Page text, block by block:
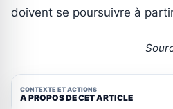
doivent se poursuivre à
CONTEXTE ET ACTIONS
A PROPOS DE CET ARTICLE